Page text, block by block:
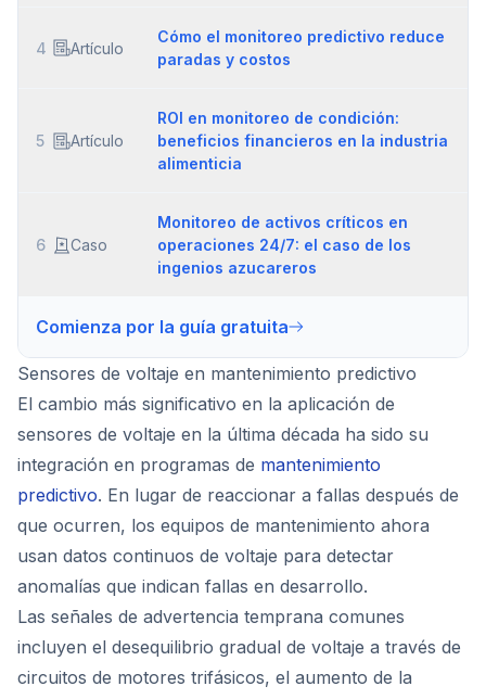
4 Artículo
Cómo el monitoreo predictivo reduce
paradas y costos
5 Artículo
ROI en monitoreo de condición:
beneficios financieros en la industria
alimenticia
6 Caso
Monitoreo de activos críticos en
operaciones 24/7: el caso de los
ingenios azucareros
Comienza por la guía gratuita
Sensores de voltaje en mantenimiento predictivo
El cambio más significativo en la aplicación de
sensores de voltaje en la última década ha sido su
integración en programas de mantenimiento
predictivo. En lugar de reaccionar a fallas después de
que ocurren, los equipos de mantenimiento ahora
usan datos continuos de voltaje para detectar
anomalías que indican fallas en desarrollo.
Las señales de advertencia temprana comunes
incluyen el desequilibrio gradual de voltaje a través de
circuitos de motores trifásicos, el aumento de la